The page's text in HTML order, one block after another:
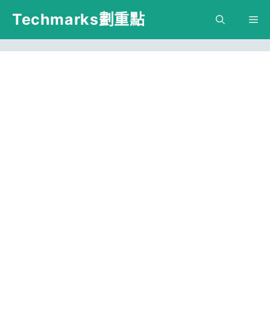
跳
主
Techmarks劃重點